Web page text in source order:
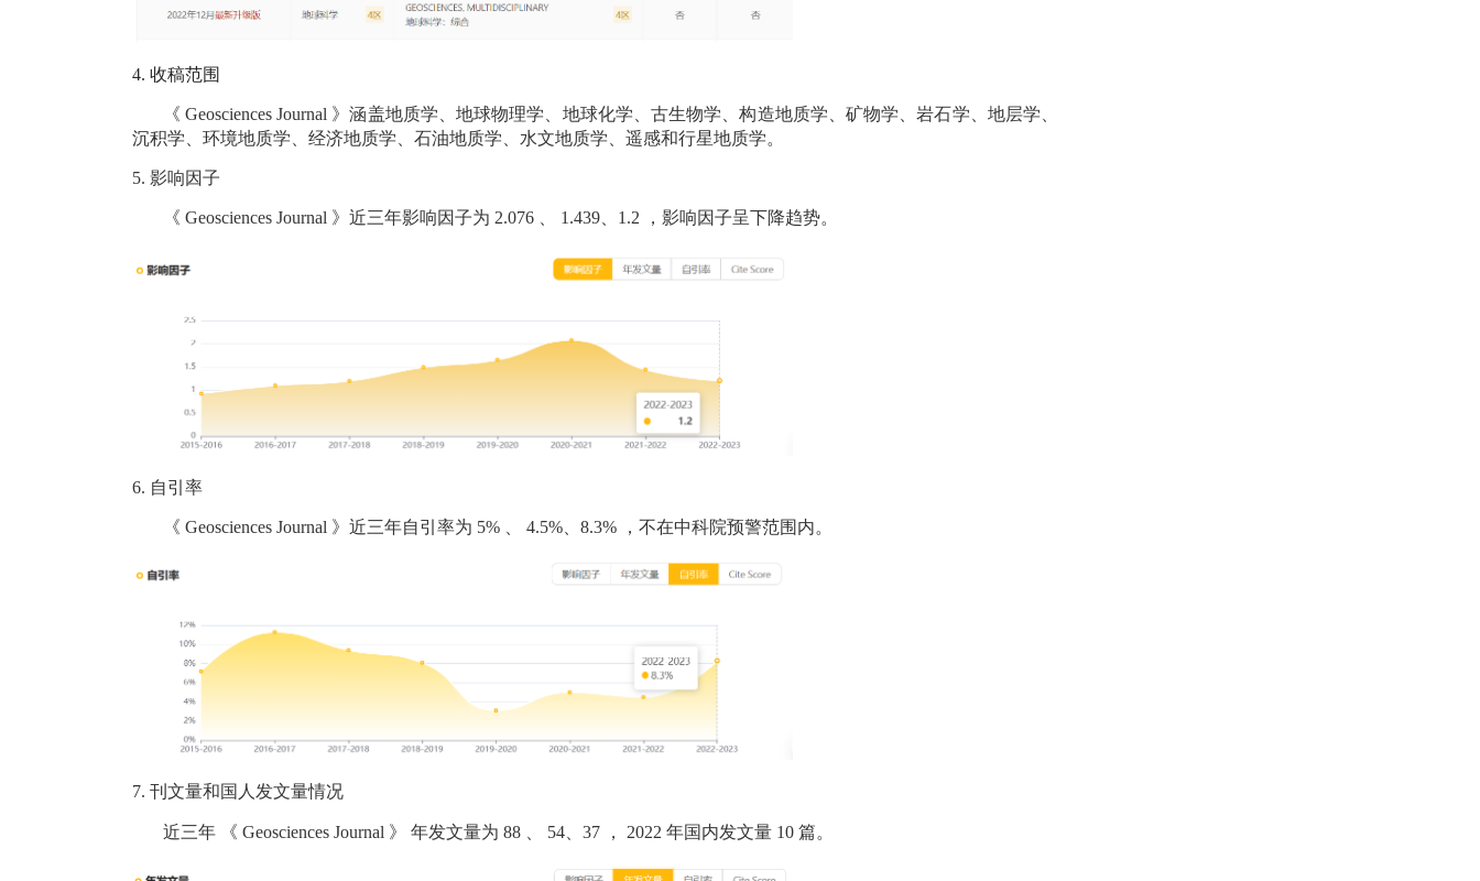
4. 收稿范围
《 Geosciences Journal 》涵盖地质学、地球物理学、地球化学、古生物学、构造地质学、矿物学、岩石学、地层学、
沉积学、环境地质学、经济地质学、石油地质学、水文地质学、遥感和行星地质学。
5. 影响因子
《 Geosciences Journal 》近三年影响因子为 2.076 1.439、1.2 ，影响因子呈下降趋势。
6. 自引率
《 Geosciences Journal 》近三年自引率为 5% 4.5%、8.3% ，不在中科院预警范围内。
7. 刊文量和国人发文量情况
近三年 《 Geosciences Journal 》 年发文量为 88 54、37 ， 2022 年国内发文量 10 篇。